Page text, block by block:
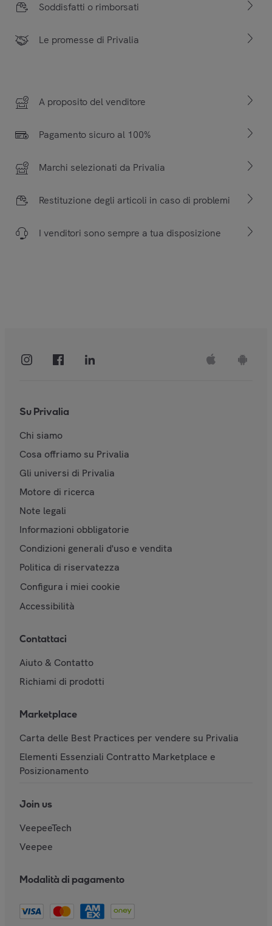
Soddisfatti o rimborsati
Le promesse di Privalia
A proposito del venditore
Pagamento sicuro al 100%
Marchi selezionati da Privalia
Restituzione degli articoli in caso di problemi
I venditori sono sempre a tua disposizione
Su Privalia
Chi siamo
Cosa offriamo su Privalia
Gli universi di Privalia
Motore di ricerca
Note legali
Informazioni obbligatorie
Condizioni generali d'uso e vendita
Politica di riservatezza
Configura i miei cookie
Accessibilità
Contattaci
Aiuto & Contatto
Richiami di prodotti
Marketplace
Carta delle Best Practices per vendere su Privalia
Elementi Essenziali Contratto Marketplace e
Posizionamento
Join us
VeepeeTech
Veepee
Modalità di pagamento